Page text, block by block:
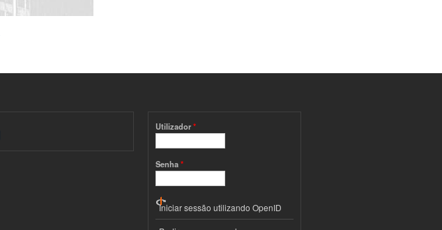
Utilizador*
Senha*
Iniciar sessão utilizando OpenID